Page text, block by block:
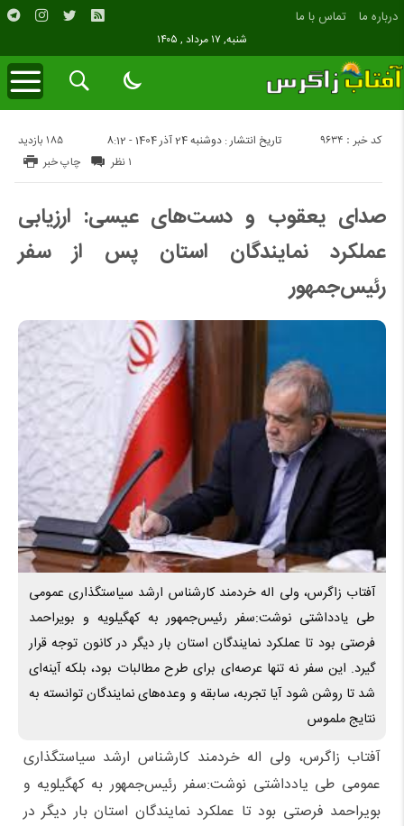
درباره ما تماس با ما
شنبه, ۱۷ مرداد , ۱۴۰۵
تاریخ انتشار : دوشنبه 24 آذر 1404 - 8:12 185 بازدید کد خبر : 9634
چاپ خبر ۱ نظر
صدای یعقوب و دست‌های عیسی: ارزیابی
عملکرد نمایندگان استان پس از سفر
رئیس‌جمهور
آفتاب زاگرس، ولی اله خردمند کارشناس ارشد سیاستگذاری عمومی
طی یادداشتی نوشت:سفر رئیس‌جمهور به کهگیلویه و بویراحمد
فرصتی بود تا عملکرد نمایندگان استان بار دیگر در کانون توجه قرار
گیرد. این سفر نه تنها عرصه‌ای برای طرح مطالبات بود، بلکه آینه‌ای
شد تا روشن شود آیا تجربه، سابقه و وعده‌های نمایندگان توانسته به
نتایج ملموس
آفتاب زاگرس، ولی اله خردمند کارشناس ارشد سیاستگذاری
عمومی طی یادداشتی نوشت:سفر رئیس‌جمهور به کهگیلویه و
بویراحمد فرصتی بود تا عملکرد نمایندگان استان بار دیگر در